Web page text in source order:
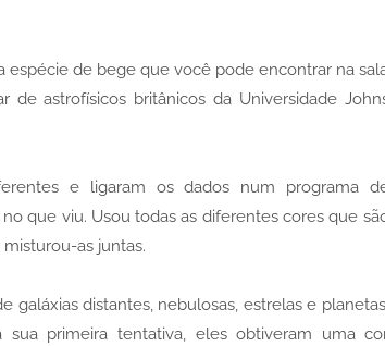
espécie de bege que você pode encontrar na
astrofísicos britânicos da Universidade
e ligaram os dados num programa
que viu. Usou todas as diferentes cores que
as juntas.
galáxias distantes, nebulosas, estrelas e
primeira tentativa, eles obtiveram uma